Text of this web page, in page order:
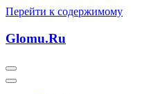
Перейти к содержимому
Glomu.Ru